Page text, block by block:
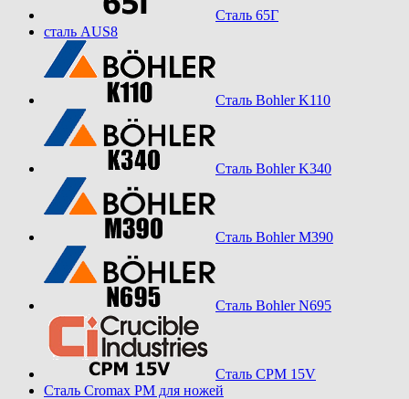
Сталь 65Г
сталь AUS8
Сталь Bohler K110
Сталь Bohler K340
Сталь Bohler M390
Сталь Bohler N695
Сталь CPM 15V
Сталь Cromax PM для ножей